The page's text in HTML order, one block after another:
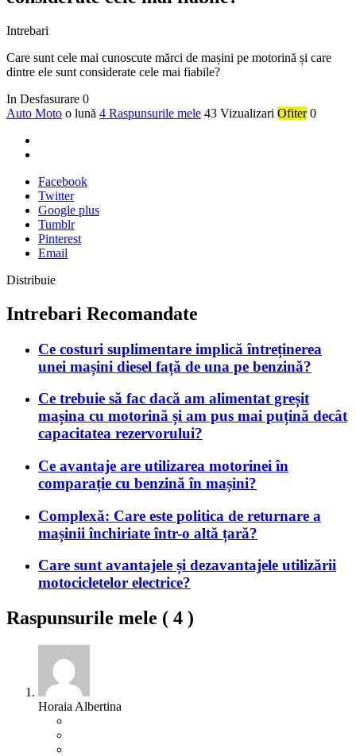
Intrebari
Care sunt cele mai cunoscute mărci de mașini pe motorină și care
dintre ele sunt considerate cele mai fiabile?
In Desfasurare 0
Auto Moto o lună 4 Raspunsurile mele 43 Vizualizari Ofiter 0
Facebook
Twitter
Google plus
Tumblr
Pinterest
Email
Distribuie
Intrebari Recomandate
Ce costuri suplimentare implică întreținerea
unei mașini diesel față de una pe benzină?
Ce trebuie să fac dacă am alimentat greșit
mașina cu motorină și am pus mai puțină decât
capacitatea rezervorului?
Ce avantaje are utilizarea motorinei în
comparație cu benzină în mașini?
Complexă: Care este politica de returnare a
mașinii închiriate într-o altă țară?
Care sunt avantajele și dezavantajele utilizării
motocicletelor electrice?
Raspunsurile mele ( 4 )
Horaia Albertina